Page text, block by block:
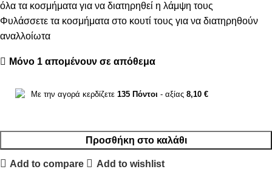
όλα τα κοσμήματα για να διατηρηθεί η λάμψη τους
Φυλάσσετε τα κοσμήματα στο κουτί τους για να διατηρηθούν
αναλλοίωτα
Μόνο 1 απομένουν σε απόθεμα
Με την αγορά κερδίζετε 135 Πόντοι - αξίας 8,10 €
Προσθήκη στο καλάθι
Add to compare Add to wishlist